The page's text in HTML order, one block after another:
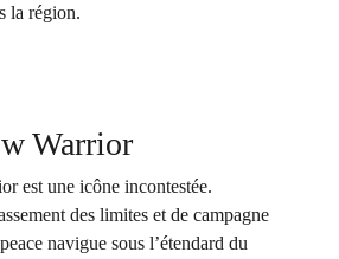
la région.
Warrior
est une icône incontestée.
des limites et de campagne
navigue sous l’étendard du